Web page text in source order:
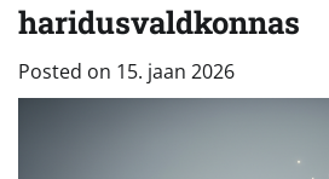
haridusvaldkonnas
Posted on 15. jaan 2026